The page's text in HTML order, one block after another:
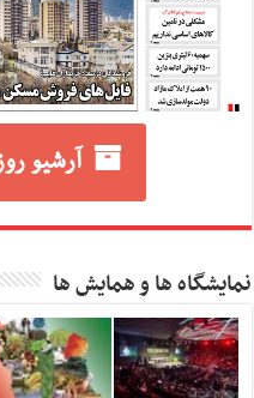
آرشیو
نمایشگاه ها و همایش ها